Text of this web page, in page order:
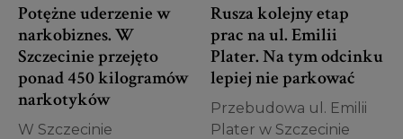
Potężne uderzenie w
narkobiznes. W
Szczecinie przejęto
ponad 450 kilogramów
narkotyków
W Szczecinie
Rusza kolejny etap
prac na ul. Emilii
Plater. Na tym odcinku
lepiej nie parkować
Przebudowa ul. Emilii
Plater w Szczecinie